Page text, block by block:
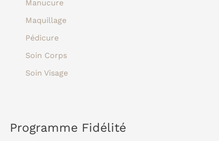
Manucure
Maquillage
Pédicure
Soin Corps
Soin Visage
Programme Fidélité